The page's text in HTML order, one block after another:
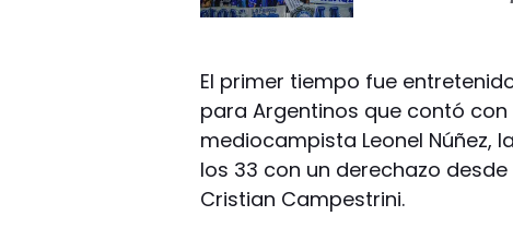
El primer tiempo fue
para Argentinos que contó con
mediocampista Leonel Núñez,
los 33 con un derechazo
Cristian Campestrini.